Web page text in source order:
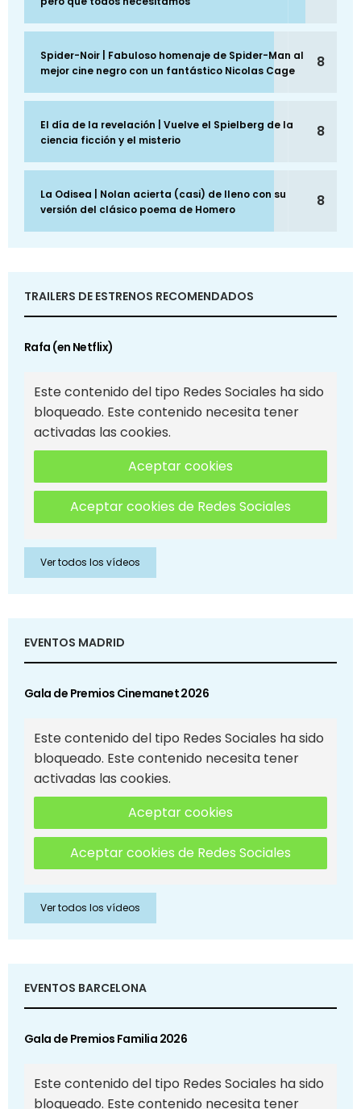
Spider-Noir | Fabuloso homenaje de Spider-Man al
mejor cine negro con un fantástico Nicolas Cage
8
El día de la revelación | Vuelve el Spielberg de la
ciencia ficción y el misterio
8
La Odisea | Nolan acierta (casi) de lleno con su
versión del clásico poema de Homero
8
TRAILERS DE ESTRENOS RECOMENDADOS
Rafa (en Netflix)
Este contenido del tipo Redes Sociales ha sido
bloqueado. Este contenido necesita tener
activadas las cookies.
Aceptar cookies
Aceptar cookies de Redes Sociales
Ver todos los vídeos
EVENTOS MADRID
Gala de Premios Cinemanet 2026
Este contenido del tipo Redes Sociales ha sido
bloqueado. Este contenido necesita tener
activadas las cookies.
Aceptar cookies
Aceptar cookies de Redes Sociales
Ver todos los vídeos
EVENTOS BARCELONA
Gala de Premios Familia 2026
Este contenido del tipo Redes Sociales ha sido
bloqueado. Este contenido necesita tener